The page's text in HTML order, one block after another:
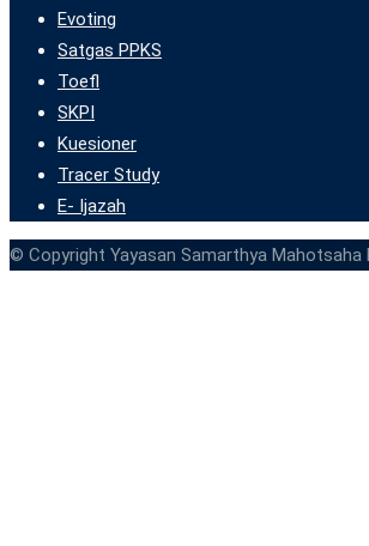
Evoting
Satgas PPKS
Toefl
SKPI
Kuesioner
Tracer Study
E- Ijazah
© Copyright Yayasan Samarthya Mahotsaha